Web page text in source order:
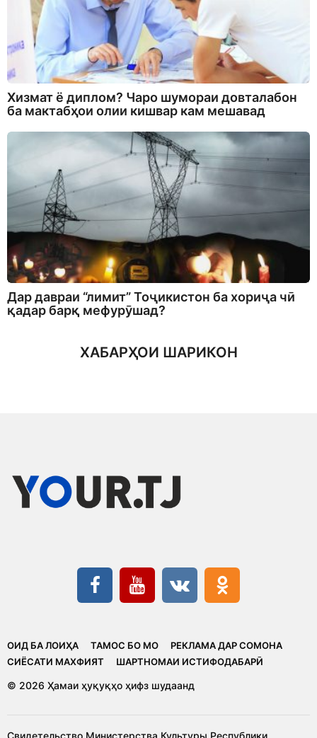
Хизмат ё диплом? Чаро шумораи довталабон
ба мактабҳои олии кишвар кам мешавад
Дар давраи “лимит” Тоҷикистон ба хориҷа чӣ
қадар барқ мефурӯшад?
ХАБАРҲОИ ШАРИКОН
ОИД БА ЛОИҲА ТАМОС БО МО
РЕКЛАМА ДАР СОМОНА
CИЁСАТИ МАХФИЯТ
ШАРТНОМАИ ИСТИФОДАБАРӢ
© 2026 Ҳамаи ҳуқуқҳо ҳифз шудаанд
Свидетельство Министерства Культуры Республики